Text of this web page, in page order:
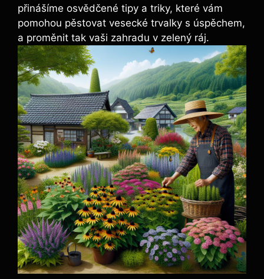
přinášíme osvědčené tipy a triky, které vám
pomohou pěstovat vesecké trvalky s úspěchem,
a proměnit tak vaši zahradu v zelený ráj.